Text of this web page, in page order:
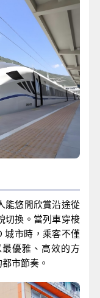
能悠閒欣賞沿途從
切換。當列車穿梭
城市時，乘客不僅
優雅、高效的方
市節奏。